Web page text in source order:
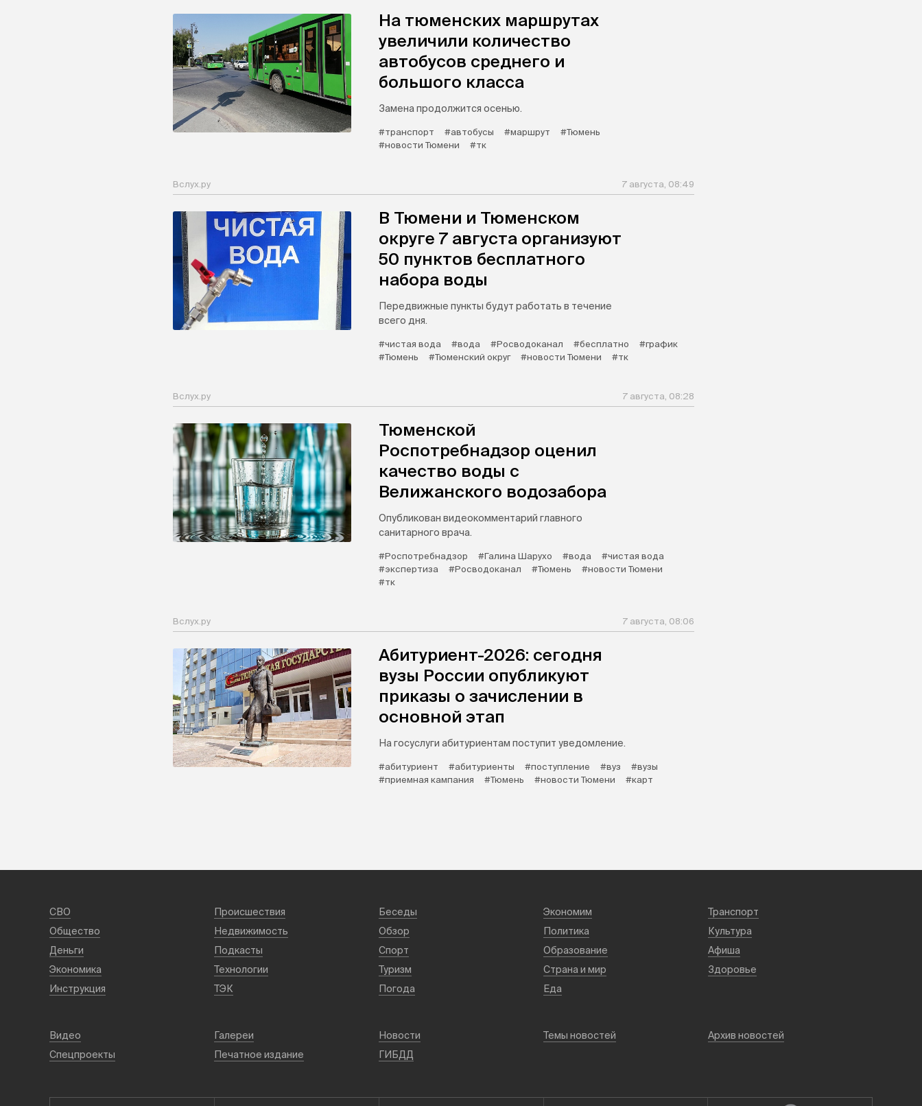
На тюменских маршрутах
увеличили количество
автобусов среднего и
большого класса
Замена продолжится осенью.
#транспорт #автобусы #маршрут
#Тюмень
#новости Тюмени
#тк
Вслух.ру 7 августа, 08:49
В Тюмени и Тюменском
округе 7 августа организуют
50 пунктов бесплатного
набора воды
Передвижные пункты будут работать в течение
всего дня.
#чистая вода #вода #Росводоканал #бесплатно
#график
#Тюмень
#Тюменский округ #новости Тюмени #тк
Вслух.ру 7 августа, 08:28
Тюменской
Роспотребнадзор оценил
качество воды с
Велижанского водозабора
Опубликован видеокомментарий главного
санитарного врача.
#Роспотребнадзор #Галина Шарухо #вода
#чистая вода
#экспертиза
#Росводоканал #Тюмень
#новости Тюмени
#тк
Вслух.ру 7 августа, 08:06
Абитуриент-2026: сегодня
вузы России опубликуют
приказы о зачислении в
основной этап
На госуслуги абитуриентам поступит уведомление.
#абитуриент #абитуриенты #поступление #вуз
#вузы
#приемная кампания
#Тюмень #новости Тюмени #карт
СВО Происшествия Беседы Экономим
Транспорт
Общество
Недвижимость Обзор Политика
Культура
Деньги
Подкасты Спорт Образование
Афиша
Экономика
Технологии Туризм Страна и мир
Здоровье
Инструкция
ТЭК Погода Еда
Видео Галереи Новости Темы новостей
Архив новостей
Спецпроекты
Печатное издание ГИБДД